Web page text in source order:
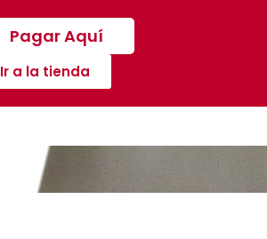
Pagar Aquí
Ir a la tienda